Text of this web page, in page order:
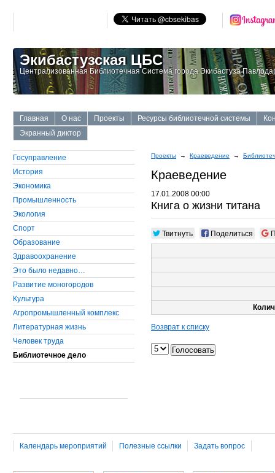
Экибастузская ЦБС
Централизованная Библиотечная Система города Экибастуза
Главная О нас Проекты Ресурсы библиотечной системы
Экранный диктор
Госуправление
История
Экономика
Промышленность
Экология
Cпорт
Образование
Здравоохранение
Это было недавно…
Развитие моногородов
Культура
Агропромышленный комплекс
Литературная жизнь
Человек труда
Библиотечное дело
Проекты → Краеведение →
Краеведение
17.01.2008 00:00
Книга о жизни титана
Твитнуть Поделиться
Возврат к списку
Календарь мероприятий Полезные ссылки Задать вопрос